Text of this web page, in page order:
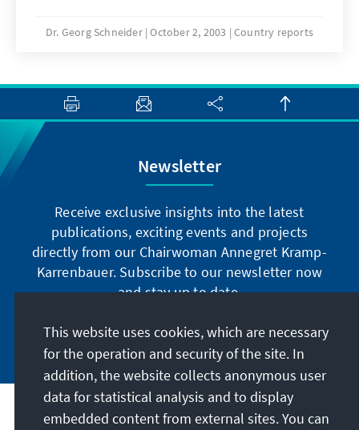
Christdemokraten Jan Peter Balkenende hat
Gegensatz zu anderen europäischen
Regierungen, durch einschneidende Reformen
und Sparmaßnahmen bei gleichzeitiger
Stabilitätskriterien den Weg aus der Krise zu
finden. Doch nach der Veröffentlichung des
genauen Reformprogramms der
christdemokratisch-liberalen Regierung im
Laufe der ersten hundert Tage ihrer Amtszeit
und in der traditionellen Thronrede formiert
sich der Widerstand bei Opposition und
angekündigten Widerstandes ist noch
ungewiss, wie viel von dem ehrgeizigen
Programm tatsächlich umgesetzt werden
kann, denn noch sind wesentliche
Reformmaßnahmen allenfalls
Dr. Georg Schneider October 2, 2003 Country reports
Newsletter
Receive exclusive insights into the latest
publications, exciting events and projects
directly from our Chairwoman Annegret Kramp-
Karrenbauer. Subscribe to our newsletter now
and stay up to date.
Subscribe now
Our mission
This website uses cookies, which are necessary
for the operation and security of the site. In
addition, the website collects anonymous user
data for statistical analysis and to display
embedded content from external sites. You can